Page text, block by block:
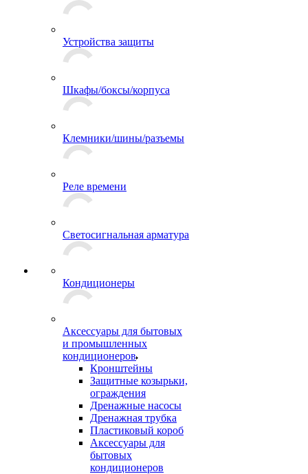
Устройства защиты
Шкафы/боксы/корпуса
Клемники/шины/разъемы
Реле времени
Светосигнальная арматура
Кондиционеры
Аксессуары для бытовых
и промышленных
кондиционеров
Кронштейны
Защитные козырьки,
ограждения
Дренажные насосы
Дренажная трубка
Пластиковый короб
Аксессуары для
бытовых
кондиционеров